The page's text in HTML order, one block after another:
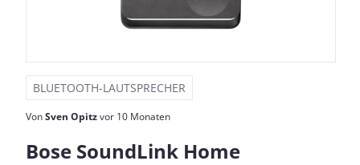
BLUETOOTH-LAUTSPRECHER
VonSven Opitzvor 10 Monaten
Bose SoundLink Home